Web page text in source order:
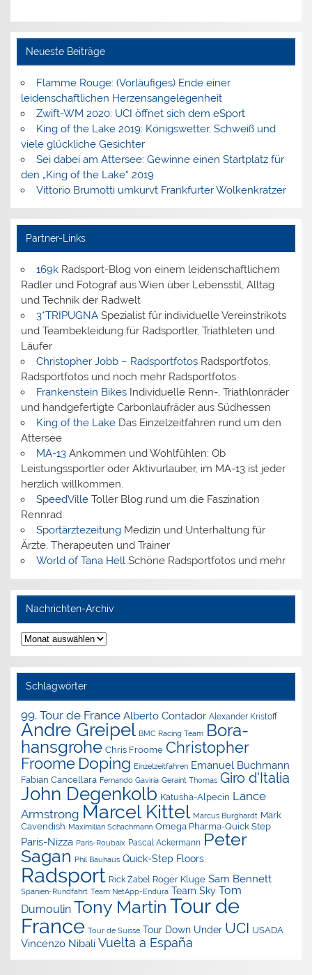
Neueste Beiträge
Flamme Rouge: (Vorläufiges) Ende einer
leidenschaftlichen Herzensangelegenheit
Zwift-WM 2020: UCI öffnet sich dem eSport
King of the Lake 2019: Königswetter, Schweiß und
viele glückliche Gesichter
Sei dabei am Attersee: Gewinne einen Startplatz für
den „King of the Lake“ 2019
Vittorio Brumotti umkurvt Frankfurter Wolkenkratzer
Partner-Links
169kRadsport-Blog von einem leidenschaftlichem
Radler und Fotograf aus Wien über Lebensstil, Alltag
und Technik der Radwelt
3*TRIPUGNASpezialist für individuelle Vereinstrikots
und Teambekleidung für Radsportler, Triathleten und
Läufer
Christopher Jobb – RadsportfotosRadsportfotos,
Radsportfotos und noch mehr Radsportfotos
Frankenstein BikesIndividuelle Renn-, Triathlonräder
und handgefertigte Carbonlaufräder aus Südhessen
King of the LakeDas Einzelzeitfahren rund um den
Attersee
MA-13Ankommen und Wohlfühlen: Ob
Leistungssportler oder Aktivurlauber, im MA-13 ist jeder
herzlich willkommen.
SpeedVilleToller Blog rund um die Faszination
Rennrad
SportärztezeitungMedizin und Unterhaltung für
Ärzte, Therapeuten und Trainer
World of Tana HellSchöne Radsportfotos und mehr
Nachrichten-Archiv
Nachrichten-
Archiv
Schlagwörter
99. Tour de France Alberto Contador Alexander Kristoff
Andre Greipel BMC Racing Team Bora-
hansgrohe Chris Froome Christopher
Froome Doping Einzelzeitfahren Emanuel Buchmann
Fabian Cancellara Fernando Gaviria Geraint Thomas Giro d'Italia
John Degenkolb Katusha-Alpecin Lance
Armstrong Marcel Kittel Marcus Burghardt Mark
Cavendish Maximilian Schachmann Omega Pharma-Quick Step
Paris-Nizza Paris-Roubaix Pascal Ackermann Peter
Sagan Phil Bauhaus Quick-Step Floors
Radsport Rick Zabel Roger Kluge Sam Bennett
Spanien-Rundfahrt Team NetApp-Endura Team Sky Tom
Dumoulin Tony Martin Tour de
France Tour de Suisse Tour Down Under UCI USADA
Vincenzo Nibali Vuelta a España